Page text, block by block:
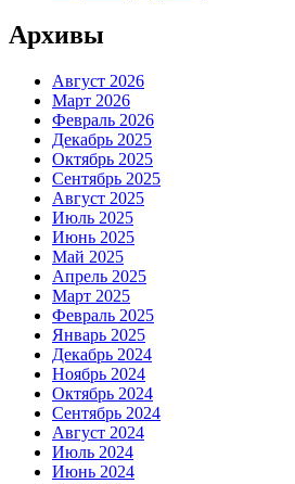
Архивы
Август 2026
Март 2026
Февраль 2026
Декабрь 2025
Октябрь 2025
Сентябрь 2025
Август 2025
Июль 2025
Июнь 2025
Май 2025
Апрель 2025
Март 2025
Февраль 2025
Январь 2025
Декабрь 2024
Ноябрь 2024
Октябрь 2024
Сентябрь 2024
Август 2024
Июль 2024
Июнь 2024